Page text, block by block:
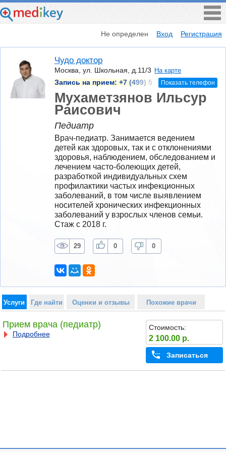
Не определен Вход Регистрация
Чудо доктор
Москва, ул. Школьная, д.11/3 На карте
Запись на прием: +7 (499) 5 Показать телефон
Мухаметзянов Ильсур
Раисович
Педиатр
Врач-педиатр. Занимается ведением
детей как здоровых, так и с отклонениями
здоровья, наблюдением, обследованием и
лечением часто-болеющих детей,
разработкой индивидуальных схем
профилактики частых инфекционных
заболеваний, в том числе выявлением
носителей хронических инфекционных
заболеваний у взрослых членов семьи.
Стаж с 2018 г.
29 0 0
Услуги Где найти Оценки и отзывы Похожие врачи
Прием врача (педиатр)
Подробнее
Стоимость:
2 100.00 р.
Записаться